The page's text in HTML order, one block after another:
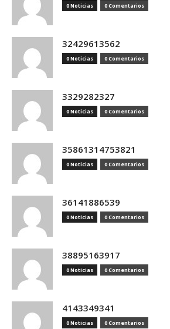
0 Noticias 0 Comentarios
32429613562
0 Noticias 0 Comentarios
3329282327
0 Noticias 0 Comentarios
35861314753821
0 Noticias 0 Comentarios
36141886539
0 Noticias 0 Comentarios
38895163917
0 Noticias 0 Comentarios
4143349341
0 Noticias 0 Comentarios